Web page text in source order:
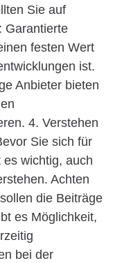
Sie auf
Garantierte
festen Wert
ist.
Anbieter bieten
4. Verstehen
Sie sich für
wichtig, auch
Achten
die Beiträge
es Möglichkeit,
bei der